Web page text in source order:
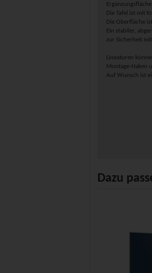
Die Tafel ist mit
Die Oberfläche
Ein stabiler,
zur Sicherheit
Lineaturen
Montage-Haken
Auf Wunsch ist
Dazu